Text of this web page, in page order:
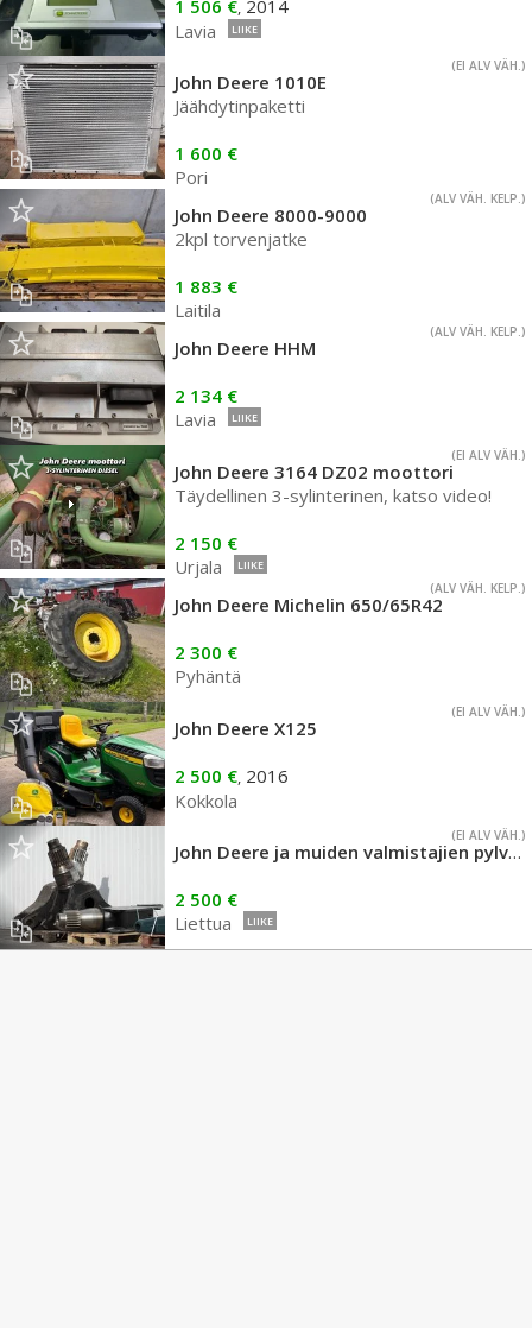
1 506 €, 2014
Lavia
LIIKE
(EI ALV VÄH.)
John Deere 1010E
Jäähdytinpaketti
1 600 €
Pori
(ALV VÄH. KELP.)
John Deere 8000-9000
2kpl torvenjatke
1 883 €
Laitila
(ALV VÄH. KELP.)
John Deere HHM
2 134 €
Lavia
LIIKE
(EI ALV VÄH.)
John Deere 3164 DZ02 moottori
Täydellinen 3-sylinterinen, katso video!
2 150 €
Urjala
LIIKE
(ALV VÄH. KELP.)
John Deere Michelin 650/65R42
2 300 €
Pyhäntä
(EI ALV VÄH.)
John Deere X125
2 500 €, 2016
Kokkola
(EI ALV VÄH.)
John Deere ja muiden valmistajien pylväät
2 500 €
Liettua
LIIKE